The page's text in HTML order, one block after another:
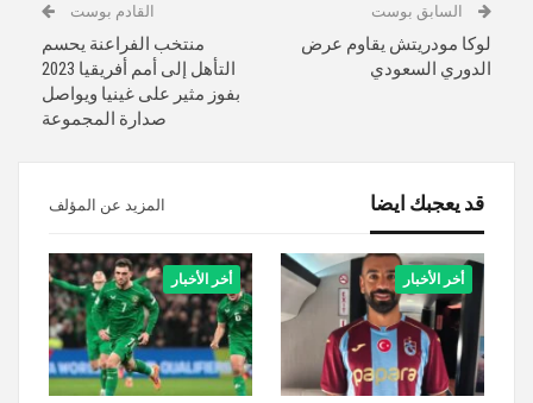
السابق بوست
لوكا مودريتش يقاوم عرض
الدوري السعودي
القادم بوست
منتخب الفراعنة يحسم
التأهل إلى أمم أفريقيا 2023
بفوز مثير على غينيا ويواصل
صدارة المجموعة
قد يعجبك ايضا المزيد عن المؤلف
أخر الأخبار أخر الأخبار